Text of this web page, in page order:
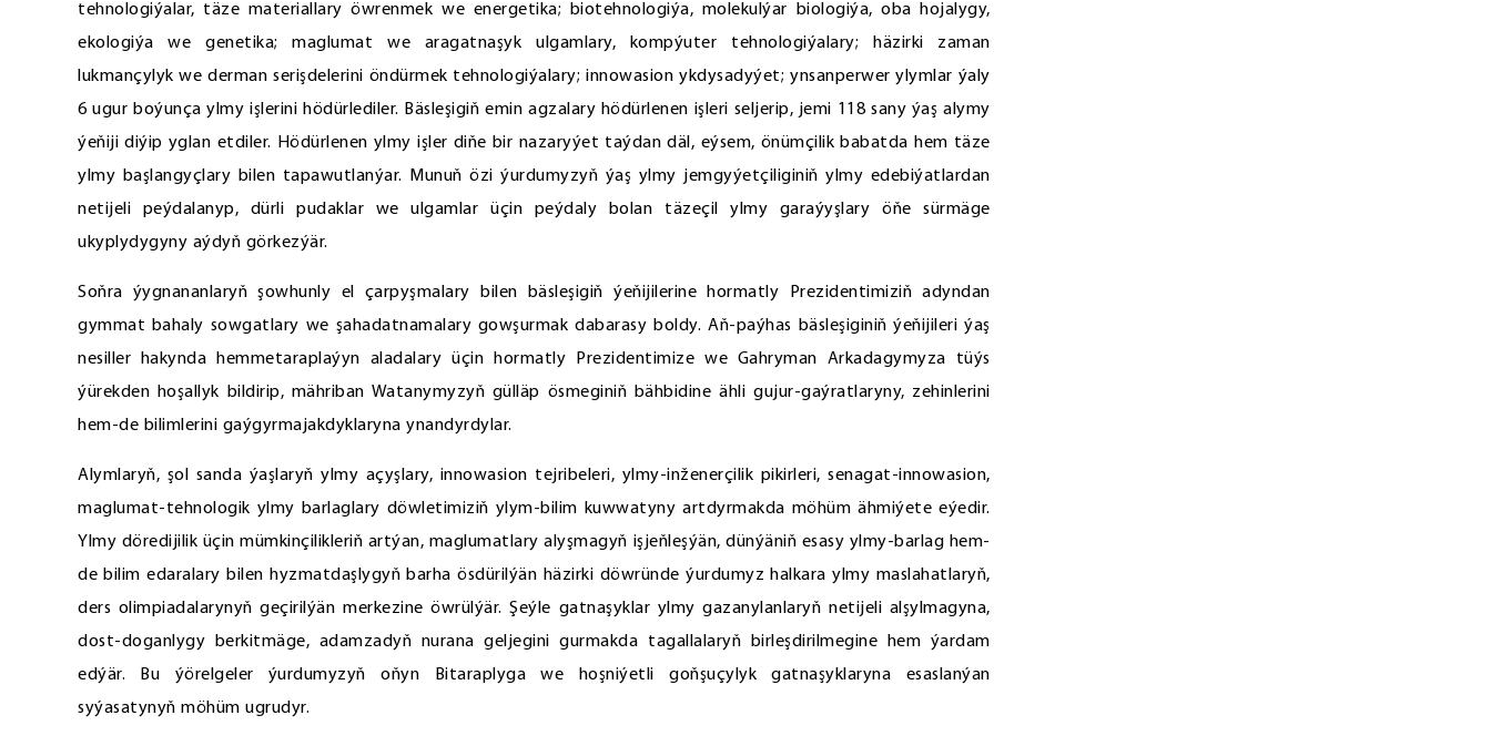
tehnologiýalar, täze materiallary öwrenmek we energetika; biotehnologiýa, molekulýar biologiýa, oba hojalygy,
ekologiýa we genetika; maglumat we aragatnaşyk ulgamlary, kompýuter tehnologiýalary; häzirki zaman
lukmançylyk we derman serişdelerini öndürmek tehnologiýalary; innowasion ykdysadyýet; ynsanperwer ylymlar ýaly
6 ugur boýunça ylmy işlerini hödürlediler. Bäsleşigiň emin agzalary hödürlenen işleri seljerip, jemi 118 sany ýaş alymy
ýeňiji diýip yglan etdiler. Hödürlenen ylmy işler diňe bir nazaryýet taýdan däl, eýsem, önümçilik babatda hem täze
ylmy başlangyçlary bilen tapawutlanýar. Munuň özi ýurdumyzyň ýaş ylmy jemgyýetçiliginiň ylmy edebiýatlardan
netijeli peýdalanyp, dürli pudaklar we ulgamlar üçin peýdaly bolan täzeçil ylmy garaýyşlary öňe sürmäge
ukyplydygyny aýdyň görkezýär.
Soňra ýygnananlaryň şowhunly el çarpyşmalary bilen bäsleşigiň ýeňijilerine hormatly Prezidentimiziň adyndan
gymmat bahaly sowgatlary we şahadatnamalary gowşurmak dabarasy boldy. Aň-paýhas bäsleşiginiň ýeňijileri ýaş
nesiller hakynda hemmetaraplaýyn aladalary üçin hormatly Prezidentimize we Gahryman Arkadagymyza tüýs
ýürekden hoşallyk bildirip, mähriban Watanymyzyň gülläp ösmeginiň bähbidine ähli gujur-gaýratlaryny, zehinlerini
hem-de bilimlerini gaýgyrmajakdyklaryna ynandyrdylar.
Alymlaryň, şol sanda ýaşlaryň ylmy açyşlary, innowasion tejribeleri, ylmy-inženerçilik pikirleri, senagat-innowasion,
maglumat-tehnologik ylmy barlaglary döwletimiziň ylym-bilim kuwwatyny artdyrmakda möhüm ähmiýete eýedir.
Ylmy döredijilik üçin mümkinçilikleriň artýan, maglumatlary alyşmagyň işjeňleşýän, dünýäniň esasy ylmy-barlag hem-
de bilim edaralary bilen hyzmatdaşlygyň barha ösdürilýän häzirki döwründe ýurdumyz halkara ylmy maslahatlaryň,
ders olimpiadalarynyň geçirilýän merkezine öwrülýär. Şeýle gatnaşyklar ylmy gazanylanlaryň netijeli alşylmagyna,
dost-doganlygy berkitmäge, adamzadyň nurana geljegini gurmakda tagallalaryň birleşdirilmegine hem ýardam
edýär. Bu ýörelgeler ýurdumyzyň oňyn Bitaraplyga we hoşniýetli goňşuçylyk gatnaşyklaryna esaslanýan
syýasatynyň möhüm ugrudyr.